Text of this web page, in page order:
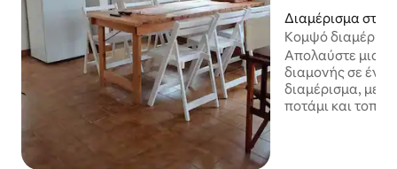
Διαμέρισμα στην
Κομψό
της Posadas
Απολαύστε μια
διαμονής σε ένα
διαμέρισμα, με
ποτάμι και